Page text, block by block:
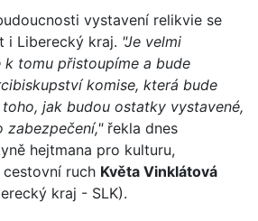
vystavení relikvie se
i Liberecký kraj. "Je velmi
tomu přistoupíme a bude
komise, která bude
jak budou ostatky vystavené,
zabezpečení,"řekla dnes
hejtmana pro kulturu,
ruch Květa Vinklátová
kraj - SLK).